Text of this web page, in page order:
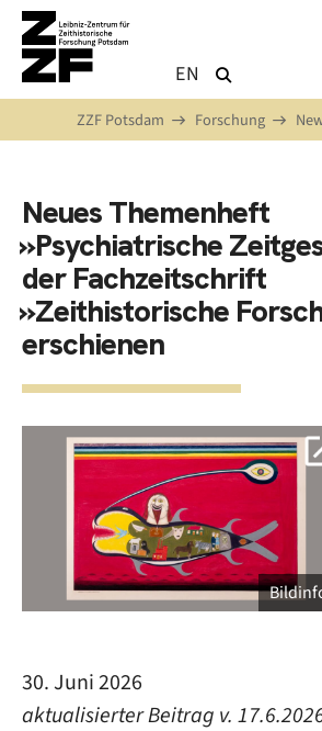
Direkt zum Inhalt
EN
ZZF Potsdam Forschung
Neues Themenheft
»Psychiatrische
der Fachzeitschrift
»Zeithistorische
erschienen
30. Juni 2026
aktualisierter Beitrag v.